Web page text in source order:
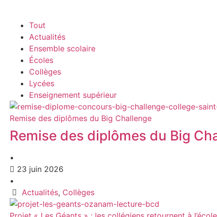
Tout
Actualités
Ensemble scolaire
Écoles
Collèges
Lycées
Enseignement supérieur
Remise des diplômes du Big Challenge
Remise des diplômes du Big
•
23 juin 2026
•
Actualités, Collèges